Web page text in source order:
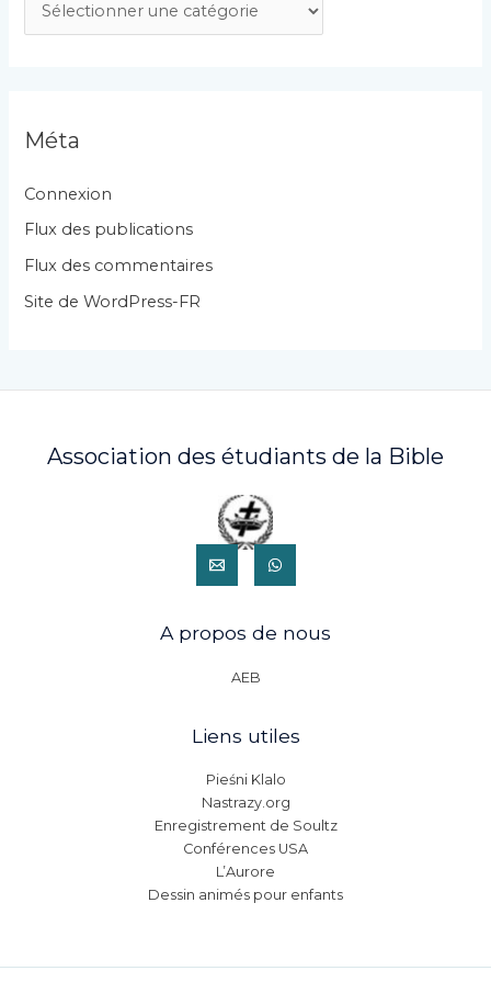
a
g
r
i
e
Méta
Connexion
Flux des publications
Flux des commentaires
Site de WordPress-FR
Association des étudiants de la Bible
A propos de nous
AEB
Liens utiles
Pieśni Klalo
Nastrazy.org
Enregistrement de Soultz
Conférences USA
L’Aurore
Dessin animés pour enfants